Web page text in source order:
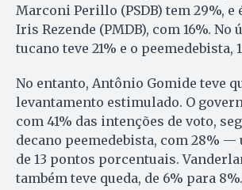
Marconi Perillo (PSDB) tem 29%, e
Iris Rezende (PMDB), com 16%. No
tucano teve 21% e o peemedebista,
No entanto, Antônio Gomide teve
levantamento estimulado. O
com 41% das intenções de voto,
decano peemedebista, com 28% —
de 13 pontos porcentuais.
também teve queda, de 6% para 8%.